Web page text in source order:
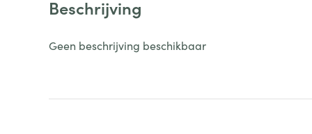
Beschrijving
Geen beschrijving beschikbaar